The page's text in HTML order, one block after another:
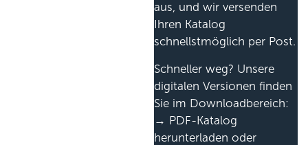
aus, und wir versenden
Ihren Katalog
schnellstmöglich per Post.
Schneller weg? Unsere
digitalen Versionen finden
Sie im Downloadbereich:
→ PDF-Katalog
herunterladen oder